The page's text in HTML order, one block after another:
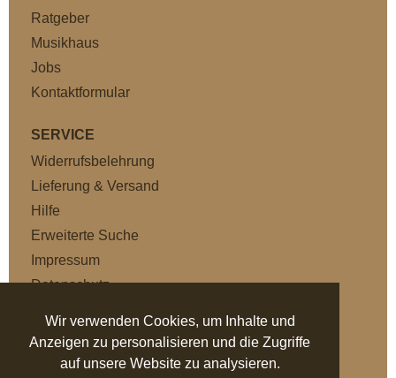
Wir verwenden Cookies, um Inhalte und
Anzeigen zu personalisieren und die Zugriffe
auf unsere Website zu analysieren.
Ratgeber
Musikhaus
Jobs
Kontaktformular
SERVICE
Widerrufsbelehrung
Lieferung & Versand
Hilfe
Erweiterte Suche
Impressum
Datenschutz
NEWSLETTER